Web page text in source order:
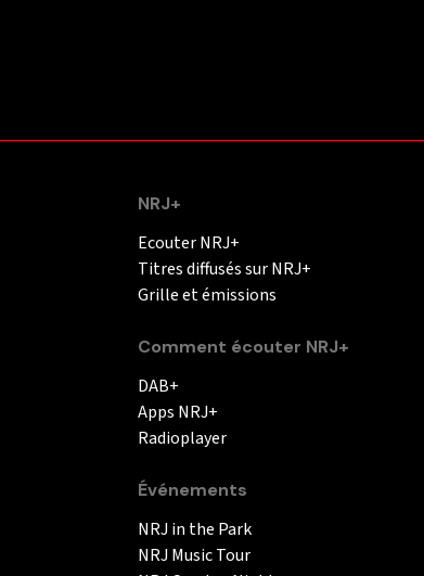
NRJ+
Ecouter NRJ+
Titres diffusés sur NRJ+
Grille et émissions
Comment écouter NRJ+
DAB+
Apps NRJ+
Radioplayer
Événements
NRJ in the Park
NRJ Music Tour